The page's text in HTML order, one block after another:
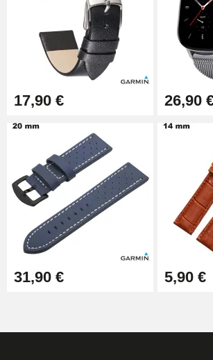
17,90 € 26,90
31,90 € 5,90 €